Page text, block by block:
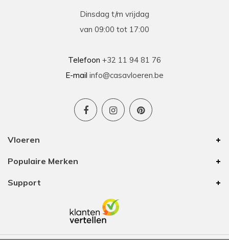
Dinsdag t/m vrijdag
van 09:00 tot 17:00
Telefoon +32 11 94 81 76
E-mail info@casavloeren.be
Vloeren
Populaire Merken
Support